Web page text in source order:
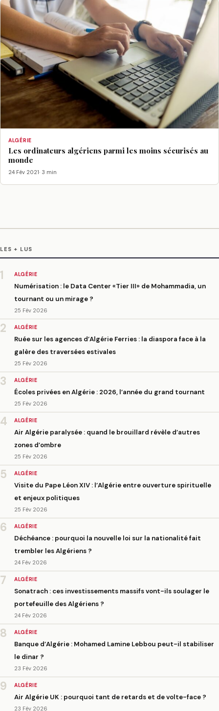
ALGÉRIE
Les ordinateurs algériens parmi les moins sécurisés au
monde
24 Fév 2021· 3 min
LES + LUS
1 ALGÉRIE
Numérisation : le Data Center «Tier III» de Mohammadia, un
tournant ou un mirage ?
25 Fév 2026
2 ALGÉRIE
Ruée sur les agences d’Algérie Ferries : la diaspora face à la
galère des traversées estivales
25 Fév 2026
3 ALGÉRIE
Écoles privées en Algérie : 2026, l’année du grand tournant
25 Fév 2026
4 ALGÉRIE
Air Algérie paralysée : quand le brouillard révèle d’autres
zones d’ombre
25 Fév 2026
5 ALGÉRIE
Visite du Pape Léon XIV : l’Algérie entre ouverture spirituelle
et enjeux politiques
25 Fév 2026
6 ALGÉRIE
Déchéance : pourquoi la nouvelle loi sur la nationalité fait
trembler les Algériens ?
24 Fév 2026
7 ALGÉRIE
Sonatrach : ces investissements massifs vont-ils soulager le
portefeuille des Algériens ?
24 Fév 2026
8 ALGÉRIE
Banque d’Algérie : Mohamed Lamine Lebbou peut-il stabiliser
le dinar ?
23 Fév 2026
9 ALGÉRIE
Air Algérie UK : pourquoi tant de retards et de volte-face ?
23 Fév 2026